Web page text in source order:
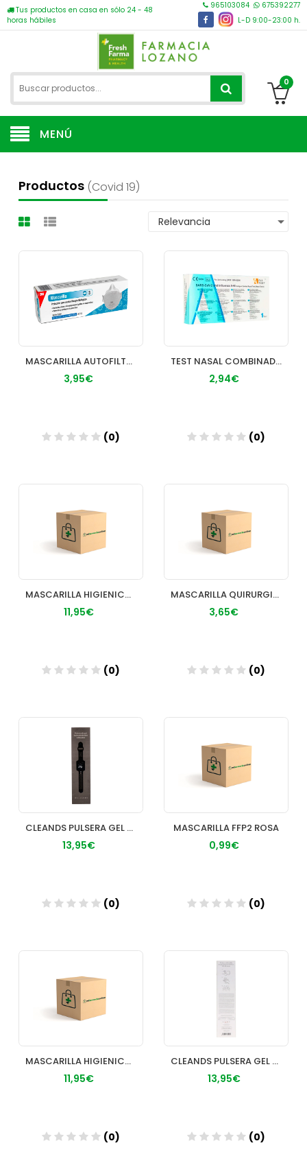
Tus productos en casa en sólo 24 - 48
horas hábiles
965103084
675392277
L-D 9:00-23:00 h.
0
MENÚ
Productos (covid 19)
MASCARILLA AUTOFILTRANTE FFP2 3M 8810 3 UNIDADES
3,95€
(0)
TEST NASAL COMBINADO AUTODIAGNOSTICO ANTIGENOS S
2,94€
(0)
MASCARILLA HIGIENICA VIROBLOCK AREA TM
11,95€
(0)
Añadir
MASCARILLA QUIRURGICA IIR 3 CAPAS APOSAN BOTIQUI
3,65€
(0)
CLEANDS PULSERA GEL HIDROALCOHOLICO NEGRA
13,95€
(0)
MASCARILLA FFP2 ROSA
0,99€
(0)
Añadir
MASCARILLA HIGIENICA REUTILIZABLE VIROBLOCK TG
11,95€
(0)
CLEANDS PULSERA GEL HIDROALCOHOLICO BLANCA
13,95€
(0)